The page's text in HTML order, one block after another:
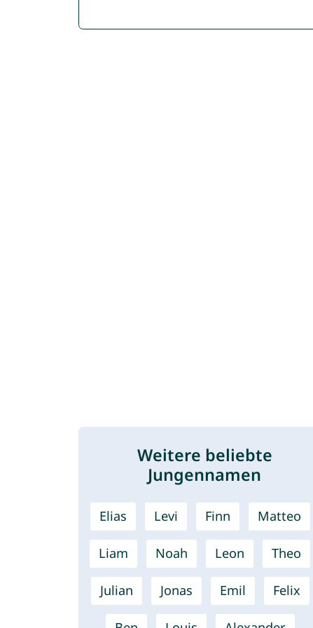
Weitere beliebte
Jungennamen
Elias Levi Finn Matteo
Liam Noah Leon Theo
Julian Jonas Emil Felix